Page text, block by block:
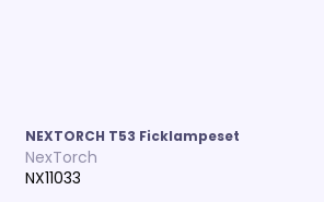
NEXTORCH T53 Ficklampeset
NexTorch
NX11033